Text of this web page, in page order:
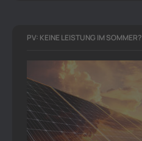
PV: KEINE LEISTUNG IM SOMMER?